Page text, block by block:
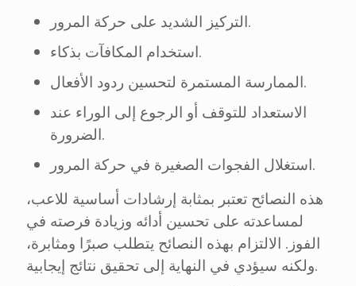
التركيز الشديد على حركة المرور.
استخدام المكافآت بذكاء.
الممارسة المستمرة لتحسين ردود الأفعال.
الاستعداد للتوقف أو الرجوع إلى الوراء عند
الضرورة.
استغلال الفجوات الصغيرة في حركة المرور.
هذه النصائح تعتبر بمثابة إرشادات أساسية للاعب،
لمساعدته على تحسين أدائه وزيادة فرصته في
الفوز. الالتزام بهذه النصائح يتطلب صبرًا ومثابرة،
ولكنه سيؤدي في النهاية إلى تحقيق نتائج إيجابية.